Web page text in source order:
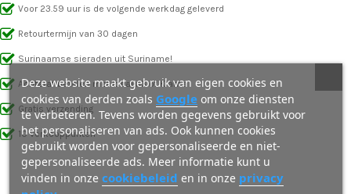
Voor 23.59 uur is de volgende werkdag geleverd
Retourtermijn van 30 dagen
Surinaamse sieraden uit Suriname!
Achteraf betalen met IdealIn3 of Klarna
Gratis verzending
10 verkooppunten
Deze website maakt gebruik van eigen cookies en
cookies van derden zoals Googleom onze diensten
te verbeteren. Tevens worden gegevens gebruikt voor
het personaliseren van ads. Ook kunnen cookies
gebruikt worden voor gepersonaliseerde en niet-
gepersonaliseerde ads. Meer informatie kunt u
vinden in onze cookiebeleid en in onze privacy